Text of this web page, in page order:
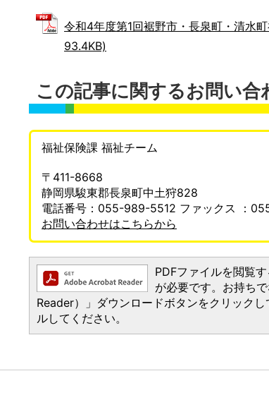
令和4年度第1回裾野市・長泉町・清水
93.4KB)
この記事に関するお問い合
福祉保険課 福祉チーム
〒411-8668
静岡県駿東郡長泉町中土狩828
電話番号：055-989-5512 ファックス ：
お問い合わせはこちらから
PDFファイルを閲覧
が必要です。お持ち
Reader）」ダウンロードボタンをクリック
ルしてください。